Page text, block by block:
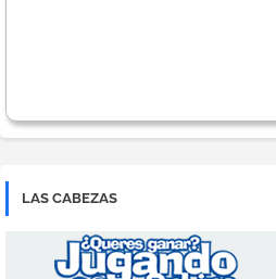
LAS CABEZAS